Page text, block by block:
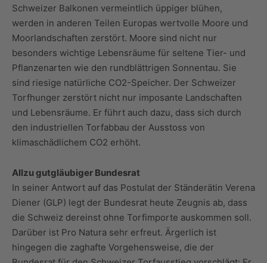
Schweizer Balkonen vermeintlich üppiger blühen,
werden in anderen Teilen Europas wertvolle Moore und
Moorlandschaften zerstört. Moore sind nicht nur
besonders wichtige Lebensräume für seltene Tier- und
Pflanzenarten wie den rundblättrigen Sonnentau. Sie
sind riesige natürliche CO2-Speicher. Der Schweizer
Torfhunger zerstört nicht nur imposante Landschaften
und Lebensräume. Er führt auch dazu, dass sich durch
den industriellen Torfabbau der Ausstoss von
klimaschädlichem CO2 erhöht.
Allzu gutgläubiger Bundesrat
In seiner Antwort auf das Postulat der Ständerätin Verena
Diener (GLP) legt der Bundesrat heute Zeugnis ab, dass
die Schweiz dereinst ohne Torfimporte auskommen soll.
Darüber ist Pro Natura sehr erfreut. Ärgerlich ist
hingegen die zaghafte Vorgehensweise, die der